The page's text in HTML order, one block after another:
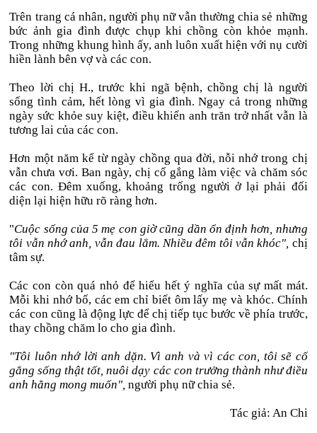
Trên trang cá nhân, người phụ nữ vẫn thường chia sẻ những
bức ảnh gia đình được chụp khi chồng còn khỏe mạnh.
Trong những khung hình ấy, anh luôn xuất hiện với nụ cười
hiền lành bên vợ và các con.
Theo lời chị H., trước khi ngã bệnh, chồng chị là người
sống tình cảm, hết lòng vì gia đình. Ngay cả trong những
ngày sức khỏe suy kiệt, điều khiến anh trăn trở nhất vẫn là
tương lai của các con.
Hơn một năm kể từ ngày chồng qua đời, nỗi nhớ trong chị
vẫn chưa vơi. Ban ngày, chị cố gắng làm việc và chăm sóc
các con. Đêm xuống, khoảng trống người ở lại phải đối
diện lại hiện hữu rõ ràng hơn.
"Cuộc sống của 5 mẹ con giờ cũng dần ổn định hơn, nhưng
tôi vẫn nhớ anh, vẫn đau lắm. Nhiều đêm tôi vẫn khóc", chị
tâm sự.
Các con còn quá nhỏ để hiểu hết ý nghĩa của sự mất mát.
Mỗi khi nhớ bố, các em chỉ biết ôm lấy mẹ và khóc. Chính
các con cũng là động lực để chị tiếp tục bước về phía trước,
thay chồng chăm lo cho gia đình.
"Tôi luôn nhớ lời anh dặn. Vì anh và vì các con, tôi sẽ cố
gắng sống thật tốt, nuôi dạy các con trưởng thành như điều
anh hằng mong muốn", người phụ nữ chia sẻ.
Tác giả: An Chi